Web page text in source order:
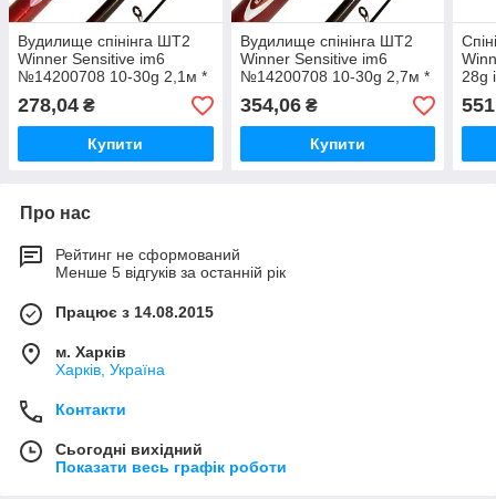
Вудилище спінінга ШТ2
Winner Sensitive im6
№14200708 10-30g 2,1м *
278,04 ₴
Купити
Вудилище спінінга ШТ2
Winner Sensitive im6
№14200708 10-30g 2,7м *
354,06₴
Купити
28g
Про нас
Рейтинг не сформований
Менше 5 відгуків за останній рік
Працює з 14.08.2015
м. Харків
Харків, Україна
Контакти
Сьогодні вихідний
Показати весь графік роботи